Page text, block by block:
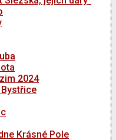
2024
Krásné Pole